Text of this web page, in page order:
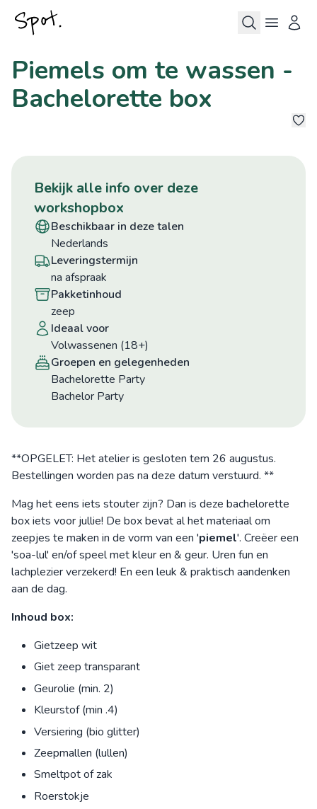
Piemels om te wassen -
Bachelorette box
bekijk alle info over deze
workshopbox
beschikbaar in deze talen
Nederlands
leveringstermijn
na afspraak
pakketinhoud
zeep
ideaal voor
Volwassenen (18+)
groepen en gelegenheden
Bachelorette Party
Bachelor Party
**OPGELET: Het atelier is gesloten tem 26 augustus.
Bestellingen worden pas na deze datum verstuurd. **
Mag het eens iets stouter zijn? Dan is deze bachelorette
box iets voor jullie! De box bevat al het materiaal om
zeepjes te maken in de vorm van een 'piemel'. Creëer een
'soa-lul' en/of speel met kleur en & geur. Uren fun en
lachplezier verzekerd! En een leuk & praktisch aandenken
aan de dag.
Inhoud box:
Gietzeep wit
Giet zeep transparant
Geurolie (min. 2)
Kleurstof (min .4)
Versiering (bio glitter)
Zeepmallen (lullen)
Smeltpot of zak
Roerstokje